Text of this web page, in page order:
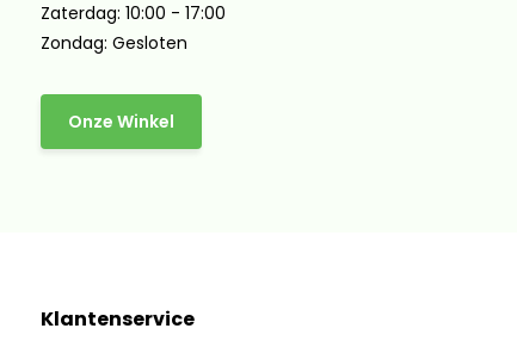
Zaterdag: 10:00 - 17:00
Zondag: Gesloten
Onze Winkel
Klantenservice